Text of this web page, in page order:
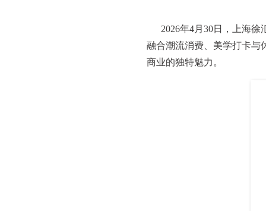
2026年4月30日，上海
融合潮流消费、美学打卡与
商业的独特魅力。